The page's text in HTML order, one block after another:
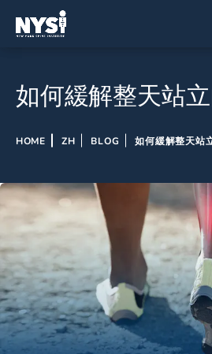
如何緩解整天站
HOME ZH BLOG 如何緩解整天站